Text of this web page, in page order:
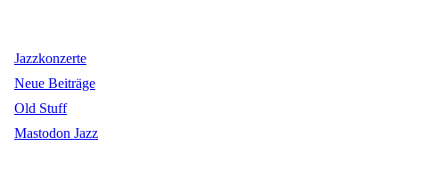
Jazzkonzerte
Neue Beiträge
Old Stuff
Mastodon Jazz